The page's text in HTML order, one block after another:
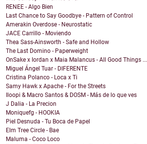
RENEE - Algo Bien
Last Chance to Say Goodbye - Pattern of Control
Amerakin Overdose - Neurostatic
JACE Carrillo - Moviendo
Thea Sass-Ainsworth - Safe and Hollow
The Last Domino - Paperweight
OnSake x Iordan x Maia Malancus - All Good Things ...
Miguel Ángel Tuar - DIFERENTE
Cristina Polanco - Loca x Ti
Samy Hawk x Apache - For the Streets
Iloopi & Macro Santos & DOSM - Más de lo que ves
J Dalia - La Precion
Moniquefg - HOOKIA
Piel Desnuda - Tu Boca de Papel
Elm Tree Circle - Bae
Maluma - Coco Loco